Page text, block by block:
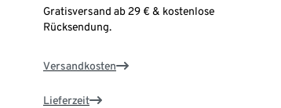
Gratisversand ab 29 € & kostenlose
Rücksendung.
Versandkosten
Lieferzeit